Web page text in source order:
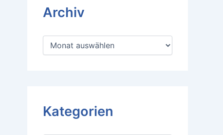
Archiv
A
Kategorien